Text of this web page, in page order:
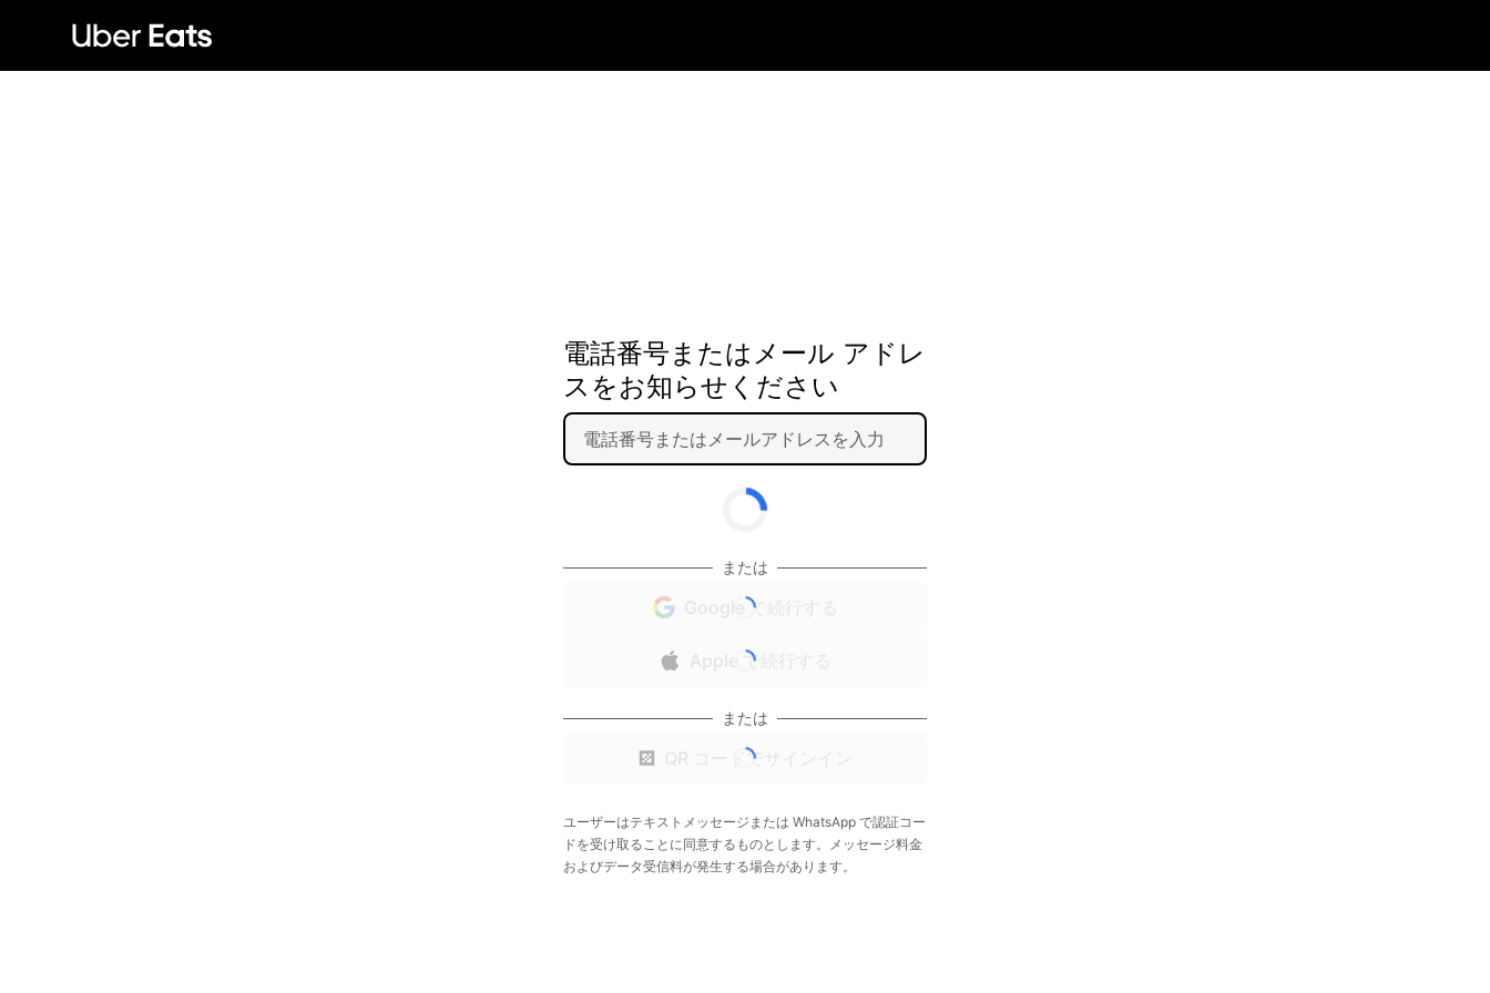
電話番号またはメール アドレ
スをお知らせください
または
Google で続行する
Apple で続行する
または
QR コードでサインイン
ユーザーはテキストメッセージまたは WhatsApp で認証コー
ドを受け取ることに同意するものとします。メッセージ料金
およびデータ受信料が発生する場合があります。